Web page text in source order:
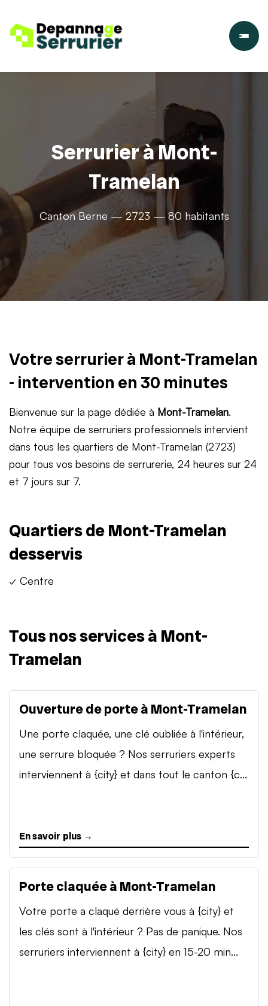
Serrurier à Mont-
Tramelan
Canton Berne — 2723 — 80 habitants
Votre serrurier à Mont-Tramelan
- intervention en 30 minutes
Bienvenue sur la page dédiée à Mont-Tramelan.
Notre équipe de serruriers professionnels intervient
dans tous les quartiers de Mont-Tramelan (2723)
pour tous vos besoins de serrurerie, 24 heures sur 24
et 7 jours sur 7.
Quartiers de Mont-Tramelan
desservis
✓ Centre
Tous nos services à Mont-
Tramelan
Ouverture de porte à Mont-Tramelan
Une porte claquée, une clé oubliée à l'intérieur,
une serrure bloquée ? Nos serruriers experts
interviennent à {city} et dans tout le canton {c...
En savoir plus →
Porte claquée à Mont-Tramelan
Votre porte a claqué derrière vous à {city} et
les clés sont à l'intérieur ? Pas de panique. Nos
serruriers interviennent à {city} en 15-20 min...